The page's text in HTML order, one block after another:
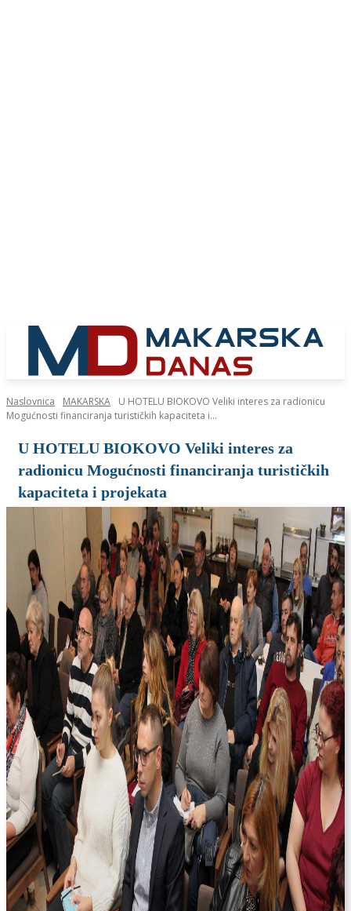
Naslovnica MAKARSKA
U HOTELU BIOKOVO Veliki interes za radionicu
Mogućnosti financiranja turističkih kapaciteta i...
U HOTELU BIOKOVO Veliki interes za
radionicu Mogućnosti financiranja turističkih
kapaciteta i projekata